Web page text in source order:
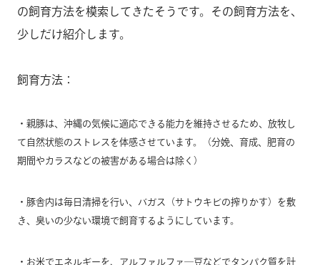
の飼育方法を模索してきたそうです。その飼育方法を、
少しだけ紹介します。
飼育方法：
・親豚は、沖縄の気候に適応できる能力を維持させるため、放牧し
て自然状態のストレスを体感させています。（分娩、育成、肥育の
期間やカラスなどの被害がある場合は除く）
・豚舎内は毎日清掃を行い、バガス（サトウキビの搾りかす）を敷
き、臭いの少ない環境で飼育するようにしています。
・お米でエネルギーを、アルファルファ―豆などでタンパク質を計